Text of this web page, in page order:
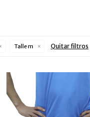
Talle m Quitar filtros